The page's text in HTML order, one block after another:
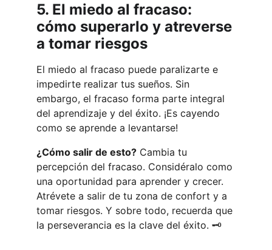
5. El miedo al fracaso:
cómo superarlo y atreverse
a tomar riesgos
El miedo al fracaso puede paralizarte e
impedirte realizar tus sueños. Sin
embargo, el fracaso forma parte integral
del aprendizaje y del éxito. ¡Es cayendo
como se aprende a levantarse!
¿Cómo salir de esto? Cambia tu
percepción del fracaso. Considéralo como
una oportunidad para aprender y crecer.
Atrévete a salir de tu zona de confort y a
tomar riesgos. Y sobre todo, recuerda que
la perseverancia es la clave del éxito. 🗝️